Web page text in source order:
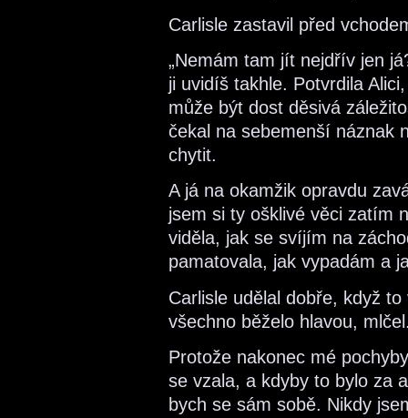
Carlisle zastavil před
„Nemám tam jít nejdřív jen
ji uvidíš takhle. Potvrdila
může být dost děsivá
čekal na sebemenší náznak
chytit.
A já na okamžik opravdu
jsem si ty ošklivé věci zatím
viděla, jak se svíjím na
pamatovala, jak vypadám a
Carlisle udělal dobře, když
všechno běželo hlavou,
Protože nakonec mé
se vzala, a kdyby to bylo za
bych se sám sobě. Nikdy